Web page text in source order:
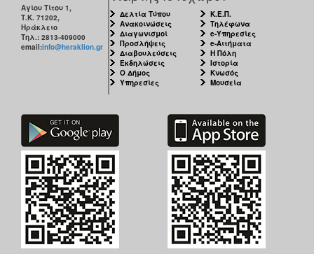
Αγίου Τίτου 1,
Τ.Κ. 71202,
Ηράκλειο
Τηλ.: 2813-409000
email:info@heraklion.gr
Δελτία Τύπου
Ανακοινώσεις
Διαγωνισμοί
Προσλήψεις
Διαβουλεύσεις
Εκδηλώσεις
Ο Δήμος
Υπηρεσίες
Κ.Ε.Π.
Τηλέφωνα
e-Υπηρεσίες
e-Αιτήματα
Η Πόλη
Ιστορία
Κνωσός
Μουσεία